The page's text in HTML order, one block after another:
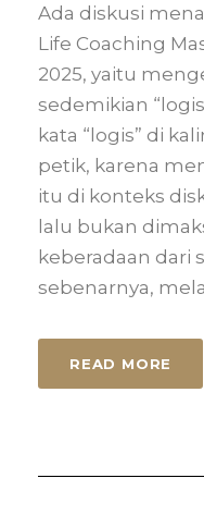
Ada diskusi
Life Coaching
2025, yaitu
sedemikian
kata “logis” di
petik, karena
itu di konteks
lalu bukan
keberadaan dari
sebenarnya,
READ MORE